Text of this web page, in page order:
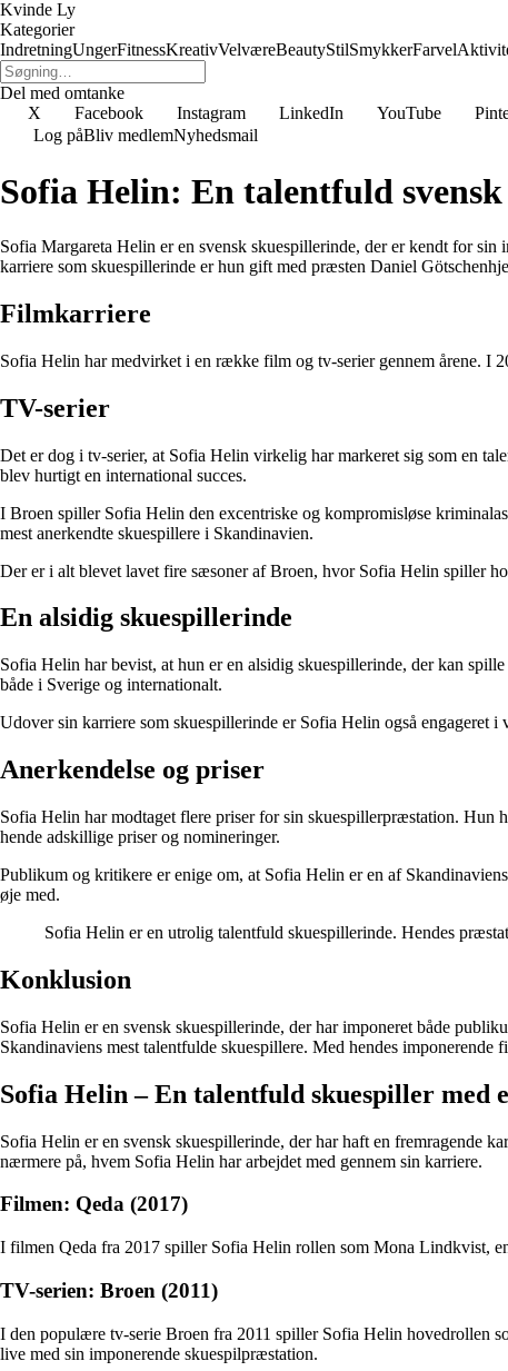
Kvinde Ly
Kategorier
IndretningUngerFitnessKreativVelværeBeautyStilSmykkerFarvel
Del med omtanke
X
Facebook Instagram LinkedIn YouTube
Log påBliv medlemNyhedsmail
Sofia Helin: En talentfuld
Sofia Margareta Helin er en svensk skuespillerinde, der er kendt for
karriere som skuespillerinde er hun gift med præsten Daniel
Filmkarriere
Sofia Helin har medvirket i en række film og tv-serier gennem årene. I
TV-serier
Det er dog i tv-serier, at Sofia Helin virkelig har markeret sig som en
blev hurtigt en international succes.
I Broen spiller Sofia Helin den excentriske og kompromisløse
mest anerkendte skuespillere i Skandinavien.
Der er i alt blevet lavet fire sæsoner af Broen, hvor Sofia Helin spiller
En alsidig skuespillerinde
Sofia Helin har bevist, at hun er en alsidig skuespillerinde, der kan
både i Sverige og internationalt.
Udover sin karriere som skuespillerinde er Sofia Helin også engageret
Anerkendelse og priser
Sofia Helin har modtaget flere priser for sin skuespillerpræstation. Hun
hende adskillige priser og nomineringer.
Publikum og kritikere er enige om, at Sofia Helin er en af
øje med.
Sofia Helin er en utrolig talentfuld skuespillerinde. Hendes
Konklusion
Sofia Helin er en svensk skuespillerinde, der har imponeret både
Skandinaviens mest talentfulde skuespillere. Med hendes
Sofia Helin – En talentfuld skuespiller med
Sofia Helin er en svensk skuespillerinde, der har haft en fremragende
nærmere på, hvem Sofia Helin har arbejdet med gennem sin karriere.
Filmen: Qeda (2017)
I filmen Qeda fra 2017 spiller Sofia Helin rollen som Mona Lindkvist,
TV-serien: Broen (2011)
I den populære tv-serie Broen fra 2011 spiller Sofia Helin hovedrollen
live med sin imponerende skuespilpræstation.